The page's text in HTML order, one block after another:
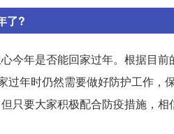
了?
今年是否能回家过年。根据目
过年时仍然需要做好防护工作
只要大家积极配合防疫措施，